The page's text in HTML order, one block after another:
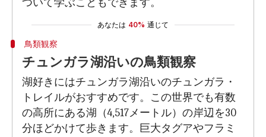
ついて学ぶこともできます。
あなたは 40% 通じて
鳥類観察
チュンガラ湖沿いの鳥類観察
湖好きにはチュンガラ湖沿いのチュンガラ・
トレイルがおすすめです。この世界でも有数
の高所にある湖（4,517メートル）の岸辺を30
分ほどかけて歩きます。巨大タグアやフラミ